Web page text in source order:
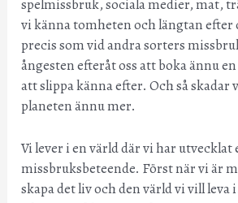
spelmissbruk, sociala medier, mat,
vi känna tomheten och längtan efter
precis som vid andra sorters
ångesten efteråt oss att boka ännu
att slippa känna efter. Och så skadar
planeten ännu mer.
Vi lever i en värld där vi har utvecklat
missbruksbeteende. Först när vi är
skapa det liv och den värld vi vill leva